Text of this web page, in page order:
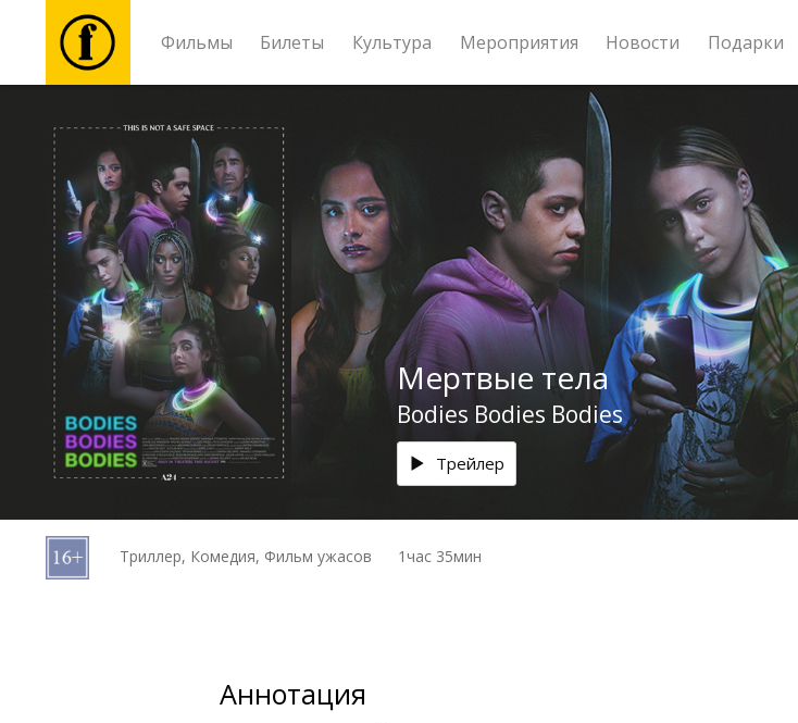
Фильмы Билеты Культура Мероприятия Новости Подарки
Билеты
Культура
Мероприятия
Новости
Подарки
B2B
Мертвые тела
Bodies Bodies Bodies
Трейлер
Триллер, Комедия, Фильм ужасов 1час 35мин
Аннотация